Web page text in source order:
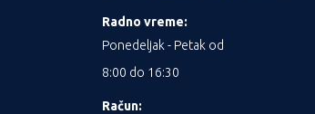
Radno vreme:
Ponedeljak - Petak od
8:00 do 16:30
Račun: